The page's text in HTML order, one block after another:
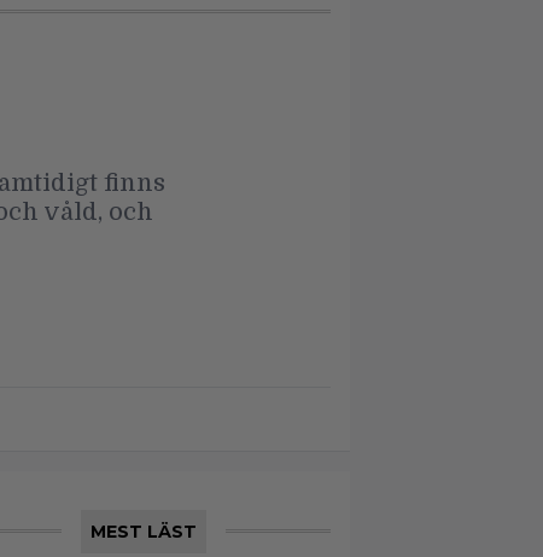
finns
våld, och
MEST LÄST